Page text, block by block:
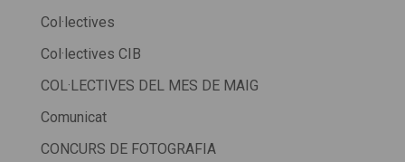
Col·lectives
Col·lectives CIB
COL·LECTIVES DEL MES DE MAIG
Comunicat
CONCURS DE FOTOGRAFIA